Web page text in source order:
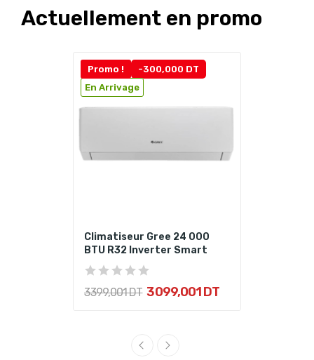
Actuellement en promo
Promo !
-300,000 DT
En Arrivage
Climatiseur Gree 24 000
BTU R32 Inverter Smart
3 399,001 DT 3 099,001 DT